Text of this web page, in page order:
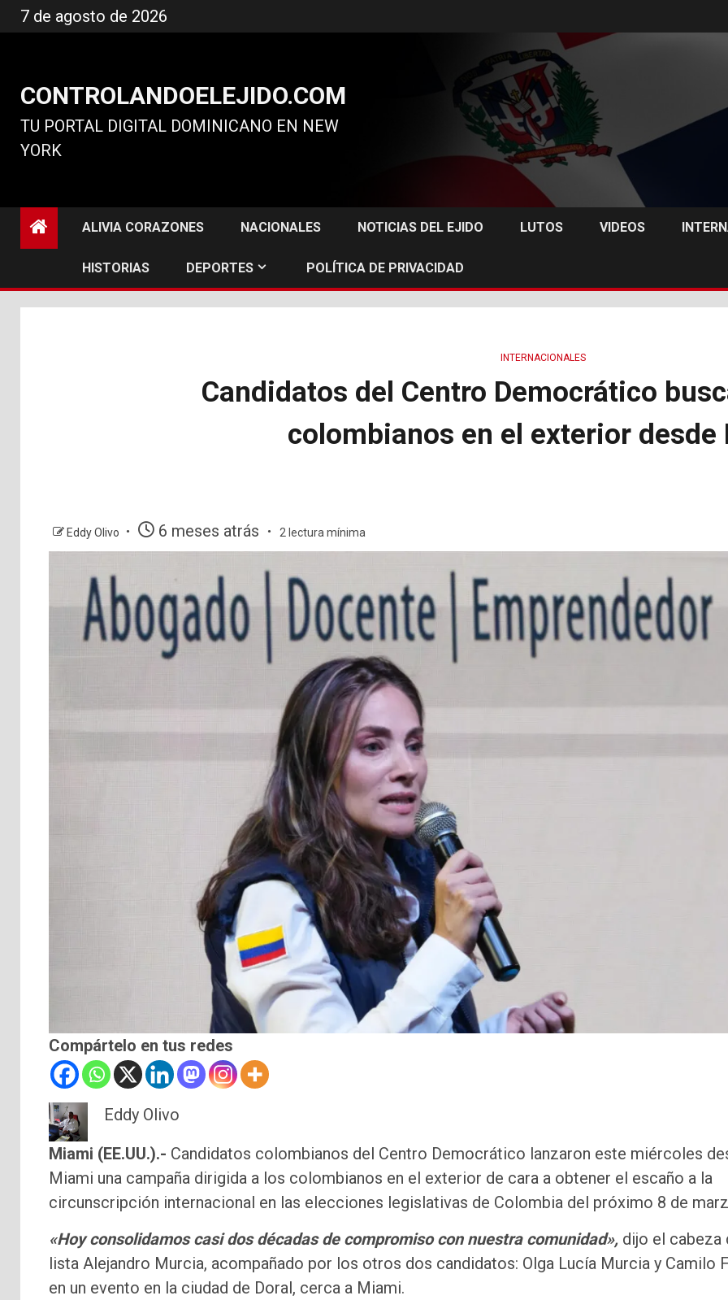
al
7 de agosto de 2026
CONTROLANDOELEJIDO.COM
TU PORTAL DIGITAL DOMINICANO EN NEW
YORK
ALIVIA CORAZONES NACIONALES NOTICIAS DEL EJIDO LUTOS VIDEOS
HISTORIAS DEPORTES POLÍTICA DE PRIVACIDAD
INTERNACIONALES
Candidatos del Centro Democrático
colombianos en el exterior desde
Eddy Olivo 6 meses atrás 2 lectura mínima
Compártelo en tus redes
Eddy Olivo
Miami (EE.UU.).- Candidatos colombianos del Centro Democrático lanzaron este miércoles
Miami una campaña dirigida a los colombianos en el exterior de cara a obtener el escaño a la
circunscripción internacional en las elecciones legislativas de Colombia del próximo 8 de
«Hoy consolidamos casi dos décadas de compromiso con nuestra comunidad», dijo el cabeza
lista Alejandro Murcia, acompañado por los otros dos candidatos: Olga Lucía Murcia y Camilo
en un evento en la ciudad de Doral, cerca a Miami.